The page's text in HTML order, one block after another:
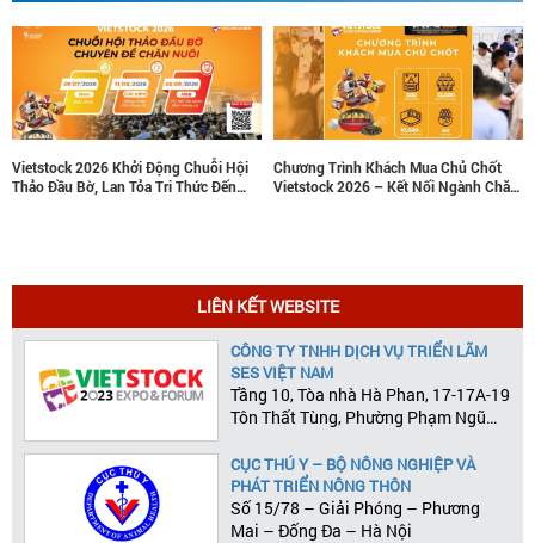
Hội
Chương Trình Khách Mua Chủ Chốt
Vietstock 2026 – Kết Nối Ngành Chăn
Nâng tầm thương hiệu, tăng
doanh thu cùng các gói tài trợ
LIÊN KẾT WEBSITE
CÔNG TY TNHH DỊCH VỤ TRIỂN LÃM
SES VIỆT NAM
Tầng 10, Tòa nhà Hà Phan, 17-17A-19
Tôn Thất Tùng, Phường Phạm Ngũ
CỤC THÚ Y – BỘ NÔNG NGHIỆP VÀ
PHÁT TRIỂN NÔNG THÔN
Số 15/78 – Giải Phóng – Phương
Mai – Đống Đa – Hà Nội